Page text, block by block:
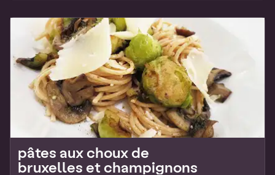
pâtes aux choux de
bruxelles et champignons